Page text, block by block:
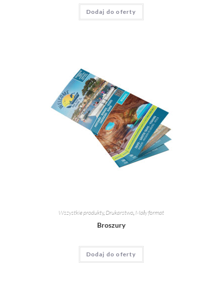
Dodaj do oferty
Wszystkie produkty, Drukarstwo, Mały format
Broszury
Dodaj do oferty